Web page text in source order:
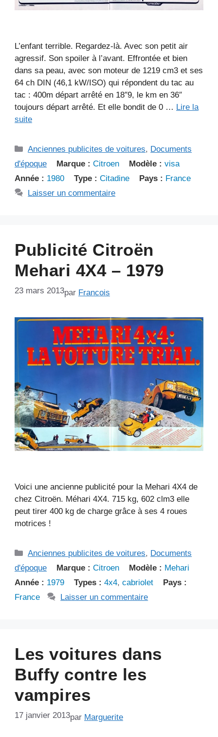
L’enfant terrible. Regardez-là. Avec son petit air
agressif. Son spoiler à l’avant. Effrontée et bien
dans sa peau, avec son moteur de 1219 cm3 et ses
64 ch DIN (46,1 kW/ISO) qui répondent du tac au
tac : 400m départ arrêté en 18″9, le km en 36″
toujours départ arrêté. Et elle bondit de 0 … Lire la
suite
Catégories
Anciennes publicites de voitures, Documents
d'époque
Marque : Citroen Modèle : visa
Année : 1980 Type : Citadine Pays : France
Laisser un commentaire
Publicité Citroën
Mehari 4X4 – 1979
23 mars 2013par Francois
Voici une ancienne publicité pour la Mehari 4X4 de
chez Citroën. Méhari 4X4. 715 kg, 602 clm3 elle
peut tirer 400 kg de charge grâce à ses 4 roues
motrices !
Catégories
Anciennes publicites de voitures, Documents
d'époque
Marque : Citroen Modèle : Mehari
Année : 1979 Types : 4x4, cabriolet
Pays :
France
Laisser un commentaire
Les voitures dans
Buffy contre les
vampires
17 janvier 2013par Marguerite